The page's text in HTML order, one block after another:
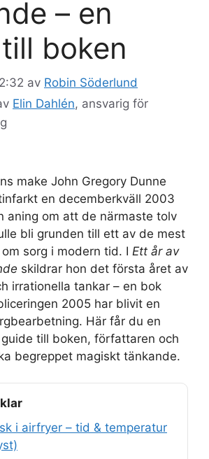
– en
boken
av Robin Söderlund
Elin Dahlén, ansvarig för
make John Gregory Dunne
en decemberkväll 2003
aning om att de närmaste tolv
bli grunden till ett av de mest
sorg i modern tid. I Ett år av
skildrar hon det första året av
irrationella tankar – en bok
2005 har blivit en
Här får du en
till boken, författaren och
begreppet magiskt tänkande.
i airfryer – tid & temperatur